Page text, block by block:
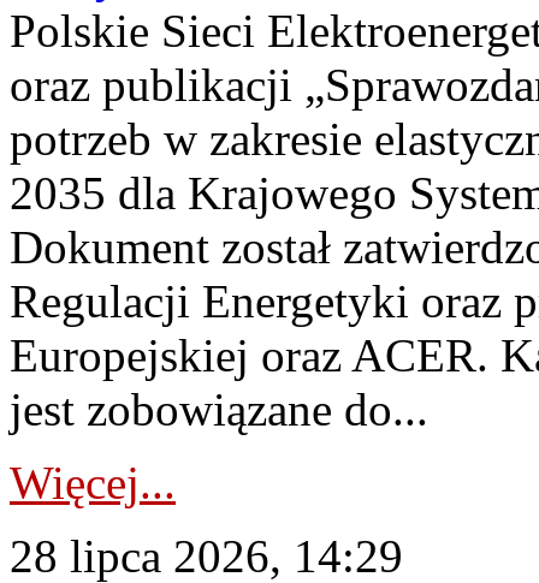
Polskie Sieci
oraz publikacji
potrzeb w zakresie
2035 dla Krajowego
Dokument został
Regulacji Energetyki oraz
Europejskiej oraz ACER.
jest zobowiązane do...
Więcej...
28 lipca 2026, 14:29